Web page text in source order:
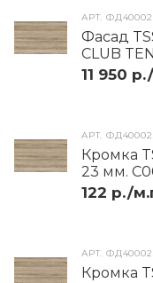
АРТ.
Кромка
АРТ.
Кромка
23 мм.
122 р./
АРТ.
Фасад
CLUB
11 950